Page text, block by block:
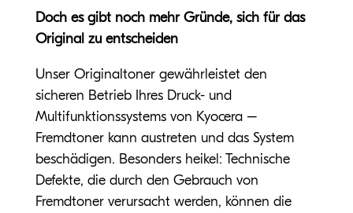
Doch es gibt noch mehr Gründe, sich für das
Original zu entscheiden
Unser Originaltoner gewährleistet den
sicheren Betrieb Ihres Druck- und
Multifunktionssystems von Kyocera –
Fremdtoner kann austreten und das System
beschädigen. Besonders heikel: Technische
Defekte, die durch den Gebrauch von
Fremdtoner verursacht werden, können die